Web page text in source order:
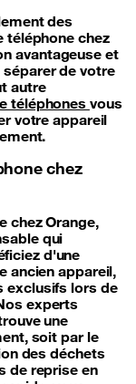
des
téléphone chez
avantageuse et
de votre
autre
téléphones vous
votre appareil
chez
chez Orange,
qui
d'une
ancien appareil,
exclusifs lors de
experts
une
soit par le
des déchets
de reprise en